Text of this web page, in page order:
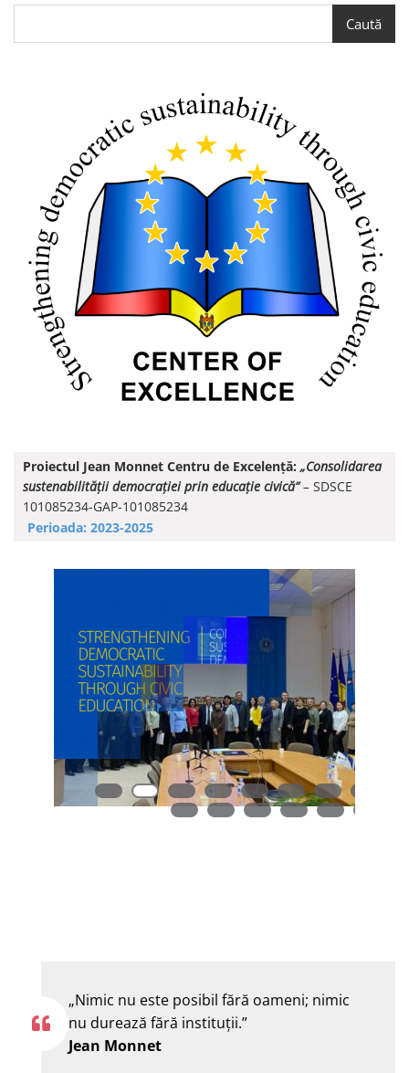
Caută
Proiectul Jean Monnet Centru de Excelență:„Consolidarea
sustenabilității democrației prin educație civică”– SDSCE
101085234-GAP-101085234
Perioada: 2023-2025
„Nimic nu este posibil fără oameni; nimic
nu durează fără instituţii.”
Jean Monnet